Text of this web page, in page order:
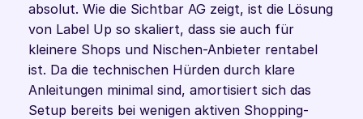
absolut. Wie die Sichtbar AG zeigt, ist die Lösung
von Label Up so skaliert, dass sie auch für
kleinere Shops und Nischen-Anbieter rentabel
ist. Da die technischen Hürden durch klare
Anleitungen minimal sind, amortisiert sich das
Setup bereits bei wenigen aktiven Shopping-